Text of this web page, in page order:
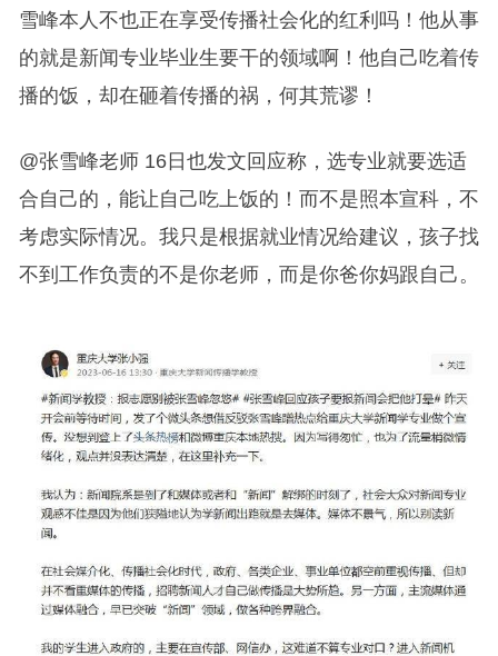
雪峰本人不也正在享受传播社会化的红利吗！他从事
的就是新闻专业毕业生要干的领域啊！他自己吃着传
播的饭，却在砸着传播的祸，何其荒谬！
@张雪峰老师 16日也发文回应称，选专业就要选适
合自己的，能让自己吃上饭的！而不是照本宣科，不
考虑实际情况。我只是根据就业情况给建议，孩子找
不到工作负责的不是你老师，而是你爸你妈跟自己。